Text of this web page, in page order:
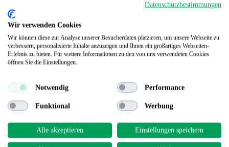
Terrassendielen
Datenschutzbestimmungen
Wir verwenden Cookies
Wir können diese zur Analyse unserer Besucherdaten platzieren, um unsere Webseite zu
verbessern, personalisierte Inhalte anzuzeigen und Ihnen ein großartiges Webseiten-
Erlebnis zu bieten. Für weitere Informationen zu den von uns verwendeten Cookies
öffnen Sie die Einstellungen.
Notwendig Performance
Funktional Werbung
Alle akzeptieren Einstellungen speichern